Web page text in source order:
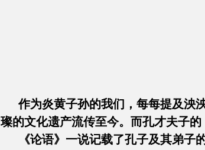
作为炎黄子孙的我们，每每提及泱
璨的文化遗产流传至今。而孔才夫子
《论语》一说记载了孔子及其弟子